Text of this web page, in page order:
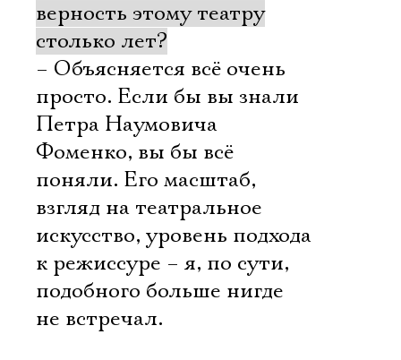
верность этому театру
столько лет?
– Объясняется всё очень
просто. Если бы вы знали
Петра Наумовича
Фоменко, вы бы всё
поняли. Его масштаб,
взгляд на театральное
искусство, уровень подхода
к режиссуре – я, по сути,
подобного больше нигде
не встречал.